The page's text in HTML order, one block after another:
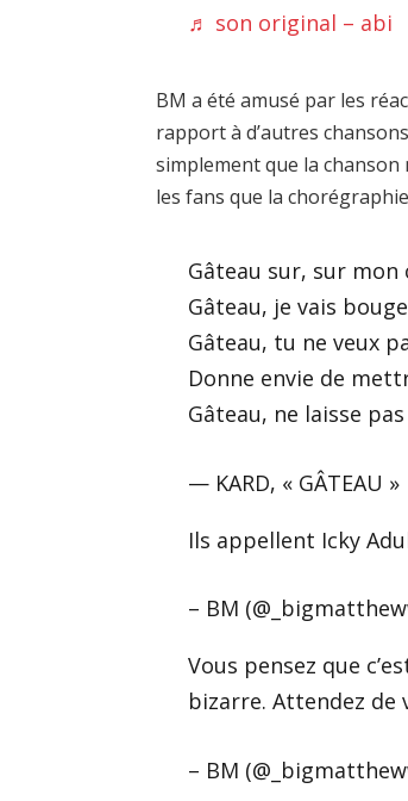
♬ son original – abi
BM a été amusé par les
rapport à d’autres
simplement que la
les fans que la
Gâteau sur, sur mon
Gâteau, je vais
Gâteau, tu ne veux
Donne envie de
Gâteau, ne laisse
— KARD, « GÂTEAU »
Ils appellent Icky
– BM
Vous pensez que
bizarre. Attendez
– BM